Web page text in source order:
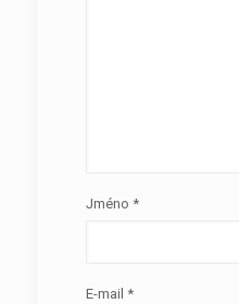
Jméno *
E-mail *